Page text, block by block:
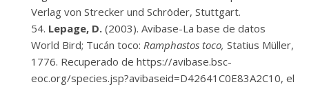
Verlag von Strecker und Schröder, Stuttgart.
Lepage, D. (2003). Avibase-La base de datos
World Bird; Tucán toco: Ramphastos toco, Statius Müller,
1776. Recuperado de https://avibase.bsc-
eoc.org/species.jsp?avibaseid=D42641C0E83A2C10, el